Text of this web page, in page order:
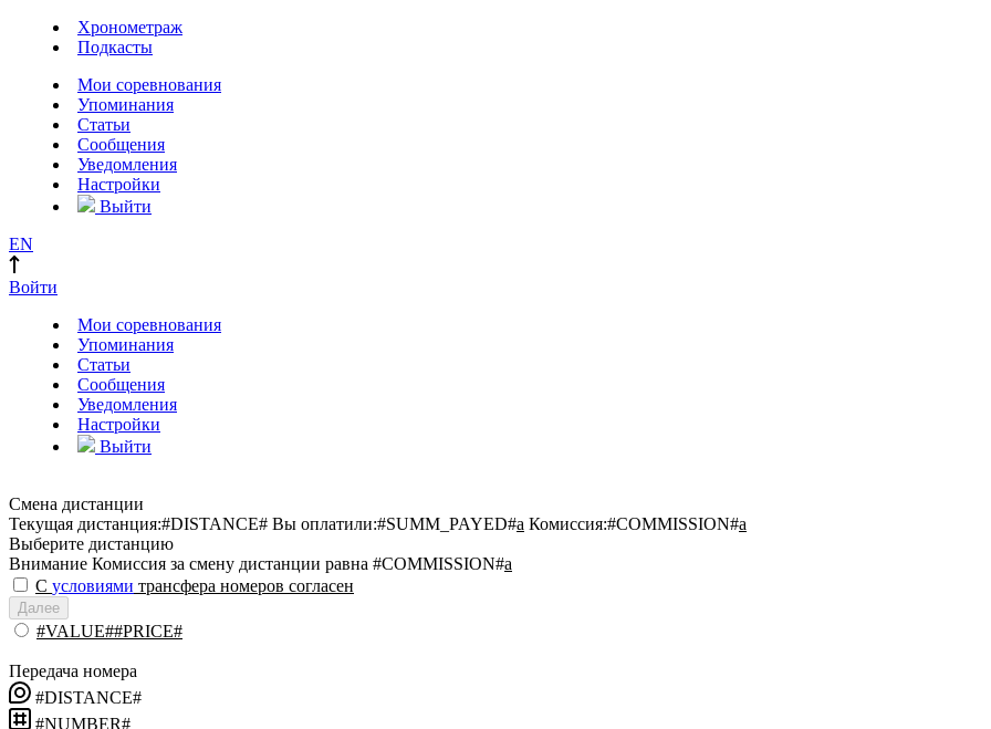
Хронометраж
Подкасты
Мои соревнования
Упоминания
Статьи
Сообщения
Уведомления
Настройки
Выйти
EN
Войти
Мои соревнования
Упоминания
Статьи
Сообщения
Уведомления
Настройки
Выйти
Смена дистанции
Текущая дистанция:#DISTANCE# Вы оплатили:#SUMM_PAYED#a Комиссия:#COMMISSION#a
Выберите дистанцию
Внимание Комиссия за смену дистанции равна #COMMISSION#a
С условиями трансфера номеров согласен
Далее
#VALUE##PRICE#
Передача номера
#DISTANCE#
#NUMBER#